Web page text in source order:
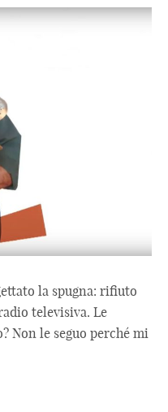
la spugna: rifiuto
televisiva. Le
Non le seguo perché mi